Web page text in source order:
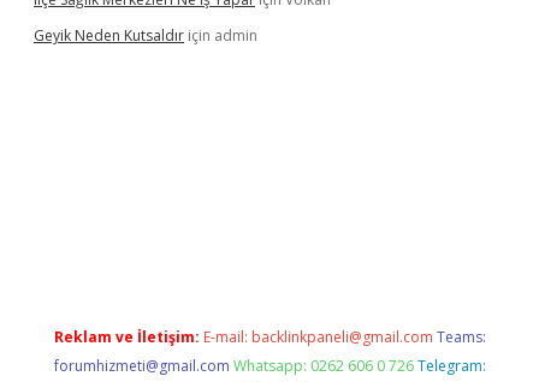
Geyik Neden Kutsaldır için admin
Reklam ve İletişim: E-mail: backlinkpaneli@gmail.com Teams:
forumhizmeti@gmail.com Whatsapp: 0262 606 0 726 Telegram: